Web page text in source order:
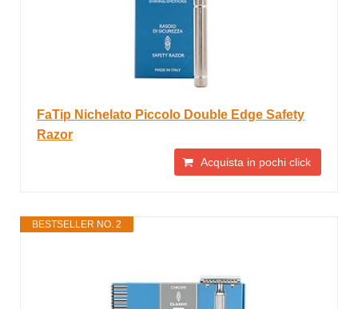
FaTip Nichelato Piccolo Double Edge Safety
Razor
Acquista in pochi click
BESTSELLER NO. 2